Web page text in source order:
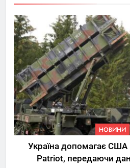
НОВИНИ
Україна допомагає
Patriot, передаючи